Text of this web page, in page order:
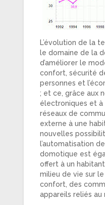
L’évolution de la
le domaine de la
d’améliorer le
confort, sécurité
personnes et
; et ce, grâce aux
électroniques et
réseaux de
externe à une
nouvelles
l’automatisation
domotique est
offert à un
milieu de vie sur
confort, des
appareils reliés au